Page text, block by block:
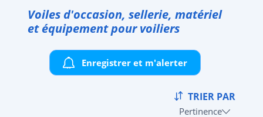
Voiles d'occasion, sellerie, matériel
et équipement pour voiliers
Enregistrer et m'alerter
TRIER PAR
Pertinence